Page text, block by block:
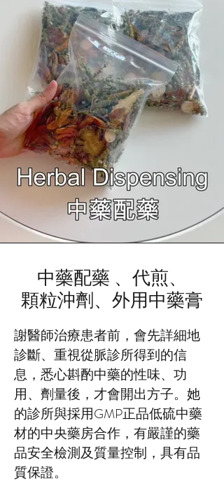
中藥配藥 、代煎、
顆粒沖劑、外用中藥膏
謝醫師治療患者前，會先詳細地
診斷、重視從脈診所得到的信
息，悉心斟酌中藥的性味、功
用、劑量後，才會開出方子。她
的診所與採用GMP正品低硫中藥
材的中央藥房合作，有嚴謹的藥
品安全檢測及質量控制，具有品
質保證。